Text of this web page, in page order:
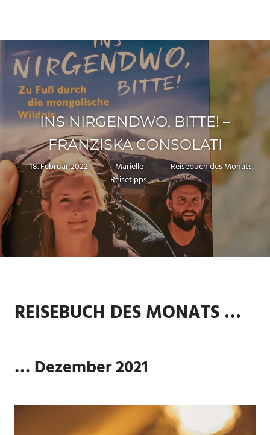
springen
TRAVEL
ISLAND
Weltenbummler,
Abenteurer
und
Naturliebhaber
INS NIRGENDWO, BITTE! –
FRANZISKA CONSOLATI
18. Februar 2022 Marielle Reisebuch des Monats,
Reisetipps
Keine Kommentare
REISEBUCH DES MONATS …
… Dezember 2021